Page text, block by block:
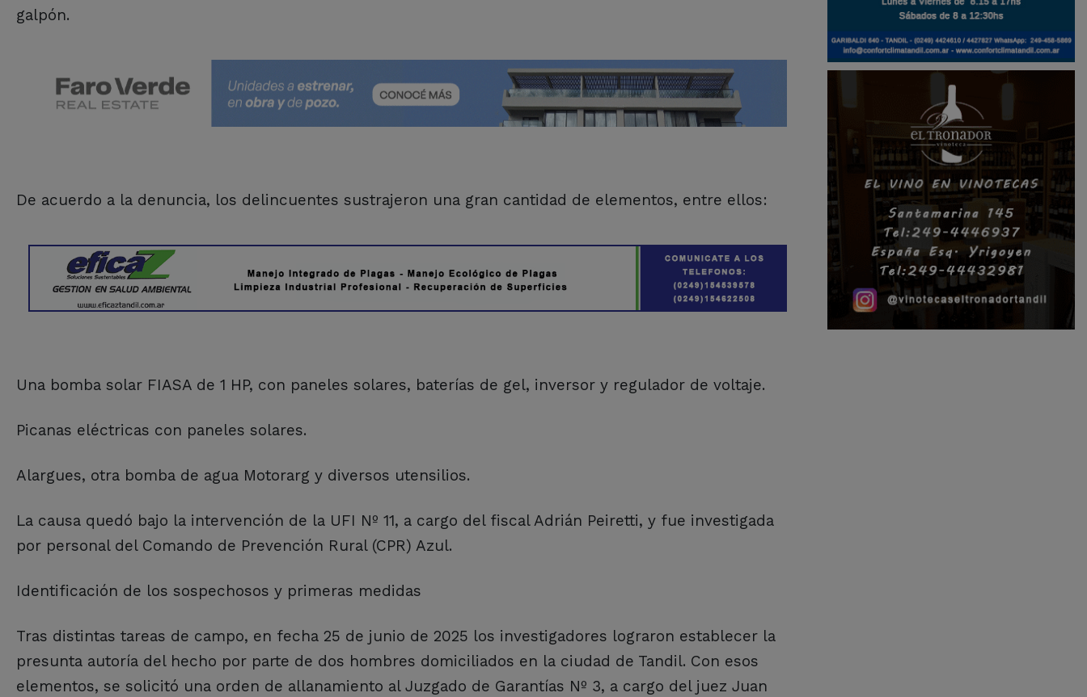
galpón.
De acuerdo a la denuncia, los delincuentes sustrajeron una gran cantidad de elementos, entre ellos:
Una bomba solar FIASA de 1 HP, con paneles solares, baterías de gel, inversor y regulador de voltaje.
Picanas eléctricas con paneles solares.
Alargues, otra bomba de agua Motorarg y diversos utensilios.
La causa quedó bajo la intervención de la UFI Nº 11, a cargo del fiscal Adrián Peiretti, y fue investigada
por personal del Comando de Prevención Rural (CPR) Azul.
Identificación de los sospechosos y primeras medidas
Tras distintas tareas de campo, en fecha 25 de junio de 2025 los investigadores lograron establecer la
presunta autoría del hecho por parte de dos hombres domiciliados en la ciudad de Tandil. Con esos
elementos, se solicitó una orden de allanamiento al Juzgado de Garantías Nº 3, a cargo del juez Juan